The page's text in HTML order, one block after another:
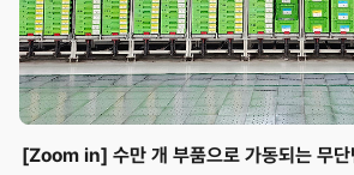
[Zoom in] 수만 개 부품으로 가동되는 무단